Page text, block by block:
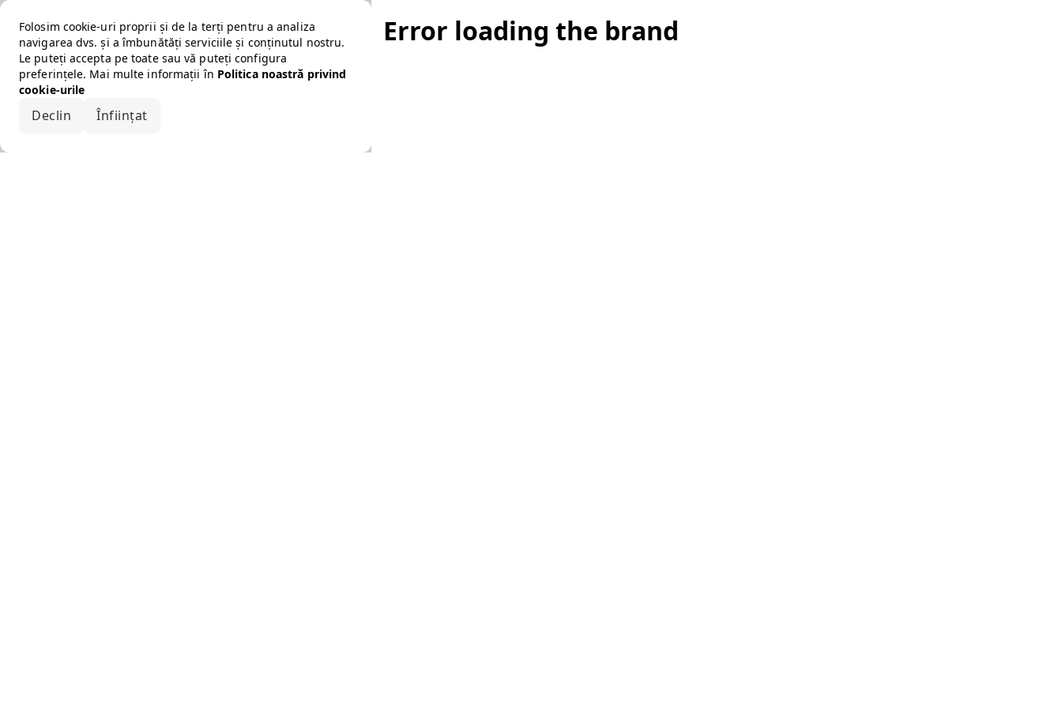
Folosim cookie-uri proprii și de la terți pentru a analiza
navigarea dvs. și a îmbunătăți serviciile și conținutul nostru.
Le puteți accepta pe toate sau vă puteți configura
preferințele. Mai multe informații în Politica noastră privind
cookie-urile
Declin Înființat
Error loading the brand